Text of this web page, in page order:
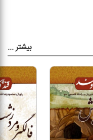
بیشتر...